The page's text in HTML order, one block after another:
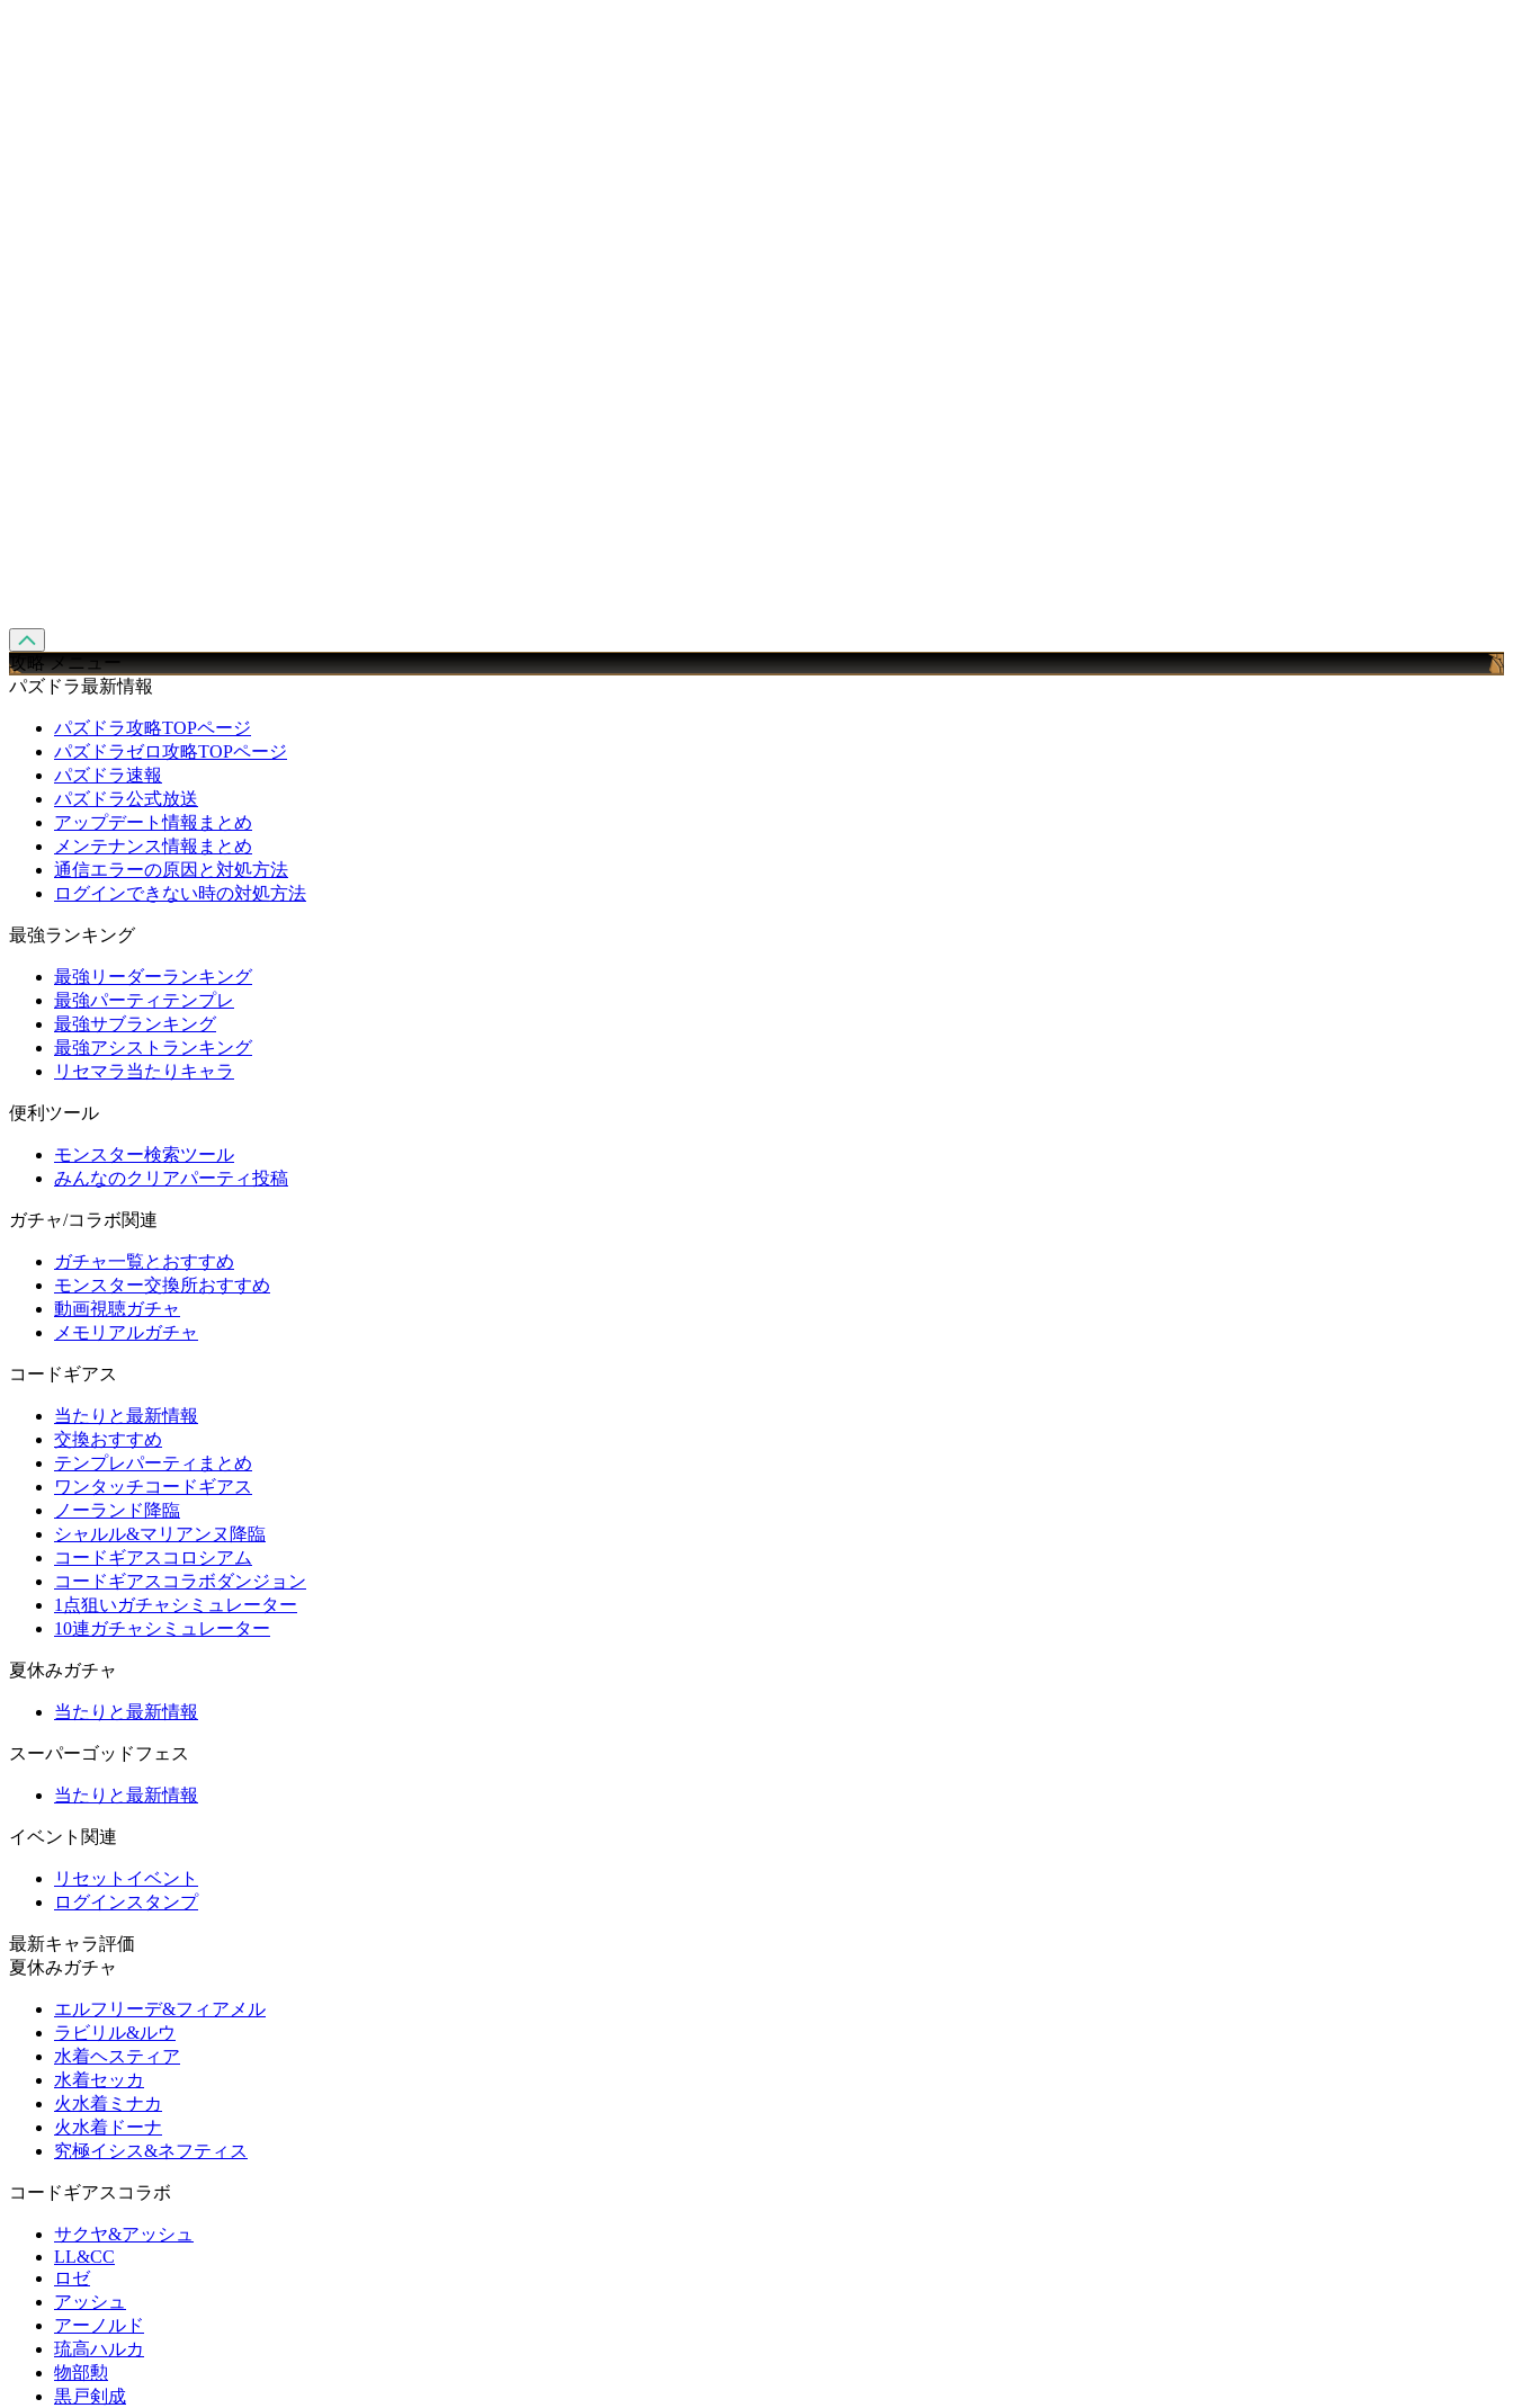
攻略 メニュー
パズドラ最新情報
パズドラ攻略TOPページ
パズドラゼロ攻略TOPページ
パズドラ速報
パズドラ公式放送
アップデート情報まとめ
メンテナンス情報まとめ
通信エラーの原因と対処方法
ログインできない時の対処方法
最強ランキング
最強リーダーランキング
最強パーティテンプレ
最強サブランキング
最強アシストランキング
リセマラ当たりキャラ
便利ツール
モンスター検索ツール
みんなのクリアパーティ投稿
ガチャ/コラボ関連
ガチャ一覧とおすすめ
モンスター交換所おすすめ
動画視聴ガチャ
メモリアルガチャ
コードギアス
当たりと最新情報
交換おすすめ
テンプレパーティまとめ
ワンタッチコードギアス
ノーランド降臨
シャルル&マリアンヌ降臨
コードギアスコロシアム
コードギアスコラボダンジョン
1点狙いガチャシミュレーター
10連ガチャシミュレーター
夏休みガチャ
当たりと最新情報
スーパーゴッドフェス
当たりと最新情報
イベント関連
リセットイベント
ログインスタンプ
最新キャラ評価
夏休みガチャ
エルフリーデ&フィアメル
ラビリル&ルウ
水着ヘスティア
水着セッカ
火水着ミナカ
火水着ドーナ
究極イシス&ネフティス
コードギアスコラボ
サクヤ&アッシュ
LL&CC
ロゼ
アッシュ
アーノルド
琉高ハルカ
物部勲
黒戸剣成